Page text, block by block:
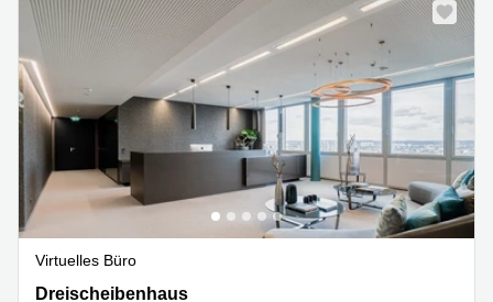
Virtuelles Büro
Dreischeibenhaus, Düsseldorf Stadtmitte
Dreischeibenhaus